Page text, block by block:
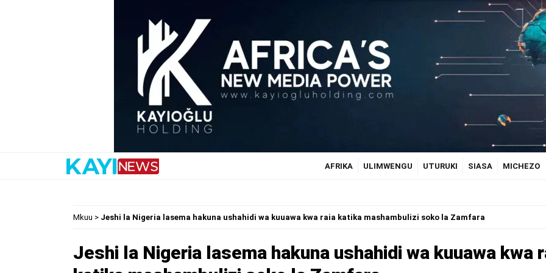
AFRIKA ULIMWENGU UTURUKI SIASA MICHEZO
Mkuu > Jeshi la Nigeria lasema hakuna ushahidi wa kuuawa kwa raia katika mashambulizi soko la Zamfara
Jeshi la Nigeria lasema hakuna ushahidi wa kuuawa kwa